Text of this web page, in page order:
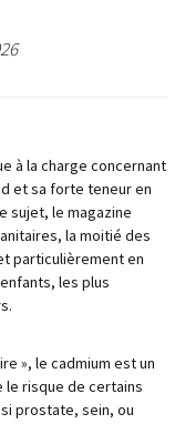
à la charge concernant
et sa forte teneur en
sujet, le magazine
la moitié des
particulièrement en
les plus
», le cadmium est un
le risque de certains
prostate, sein, ou